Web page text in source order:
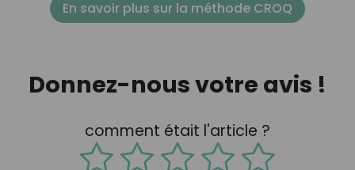
En savoir plus sur la méthode CROQ
Donnez-nous votre avis !
comment était l'article ?